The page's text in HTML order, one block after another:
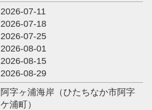
2026-07-11
2026-07-18
2026-07-25
2026-08-01
2026-08-15
2026-08-29
阿字ヶ浦海岸（ひたちなか市阿字
ケ浦町）